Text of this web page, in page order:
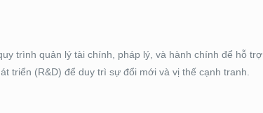
trình quản lý tài chính, pháp lý, và hành chính để hỗ trợ
triển (R&D) để duy trì sự đổi mới và vị thế cạnh tranh.